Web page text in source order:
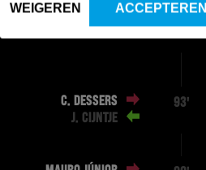
WEIGEREN ACCEPTEREN
C. DESSERS
J. CIJNTJE
93'